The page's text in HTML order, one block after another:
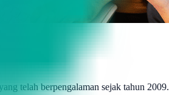
telah berpengalaman sejak tahun 2009.